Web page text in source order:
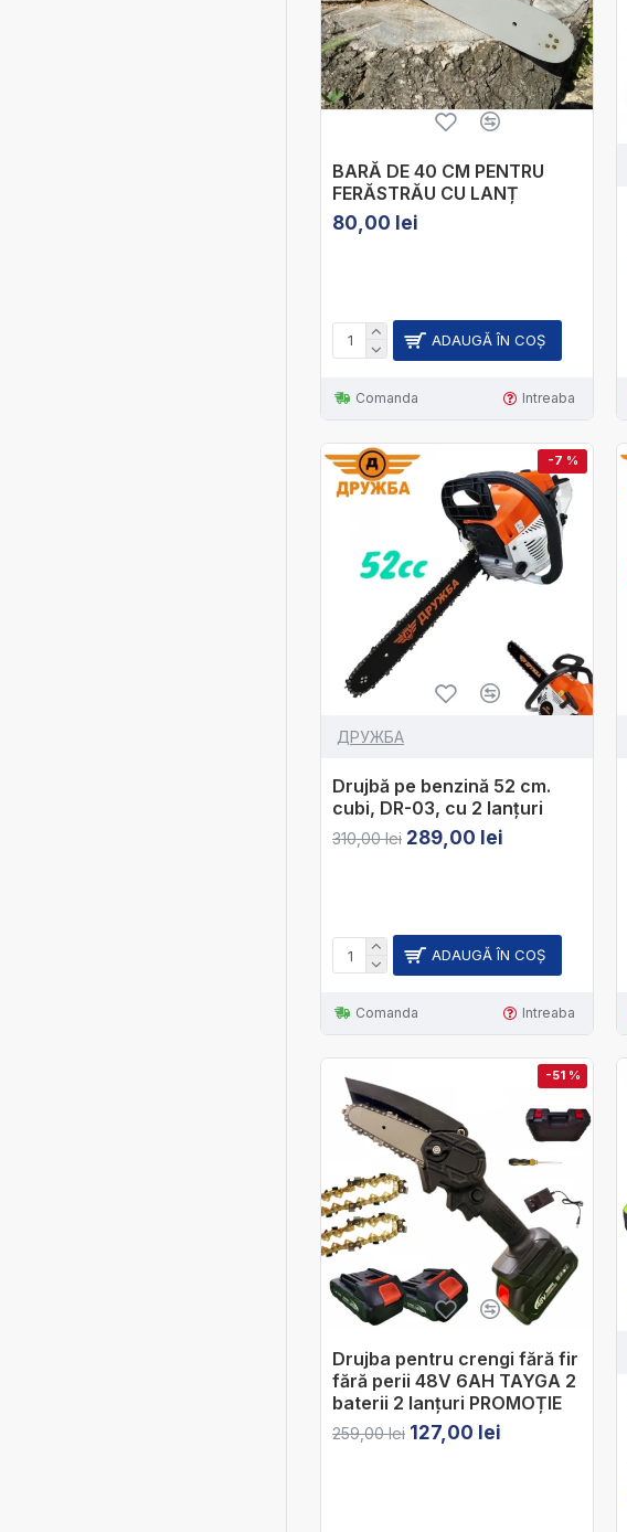
BARĂ DE 40 CM PENTRU
FERĂSTRĂU CU LANȚ
80,00 lei
ADAUGĂ ÎN COŞ
Comanda Intreaba
-7 %
ДРУЖБА
Drujbă pe benzină 52 cm.
cubi, DR-03, cu 2 lanțuri
310,00 lei 289,00 lei
ADAUGĂ ÎN COŞ
Comanda Intreaba
-51 %
Drujba pentru crengi fără fir
fără perii 48V 6AH TAYGA 2
baterii 2 lanțuri PROMOȚIE
259,00 lei 127,00 lei